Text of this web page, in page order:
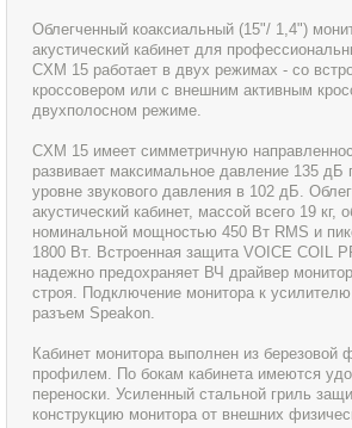
Облегченный коаксиальный (15"/ 1,4")
акустический кабинет для
CXM 15 работает в двух режимах - со
кроссовером или с внешним активным
двухполосном режиме.
CXM 15 имеет симметричную
развивает максимальное давление 135 дБ
уровне звукового давления в 102 дБ.
акустический кабинет, массой всего 19 кг,
номинальной мощностью 450 Вт RMS и
1800 Вт. Встроенная защита VOICE COIL
надежно предохраняет ВЧ драйвер
строя. Подключение монитора к
разъем Speakon.
Кабинет монитора выполнен из березовой
профилем. По бокам кабинета имеются
переноски. Усиленный стальной гриль
конструкцию монитора от внешних